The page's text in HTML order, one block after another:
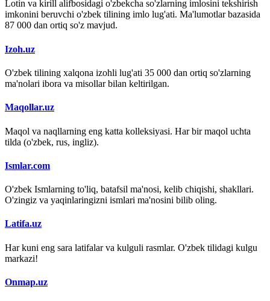
Lotin va kirill alifbosidagi o'zbekcha so'zlarning imlosini tekshirish
imkonini beruvchi o'zbek tilining imlo lug'ati. Ma'lumotlar bazasida
87 000 dan ortiq so'z mavjud.
Izoh.uz
O'zbek tilining xalqona izohli lug'ati 35 000 dan ortiq so'zlarning
ma'nolari ibora va misollar bilan keltirilgan.
Maqollar.uz
Maqol va naqllarning eng katta kolleksiyasi. Har bir maqol uchta
tilda (o'zbek, rus, ingliz).
Ismlar.com
O'zbek Ismlarning to'liq, batafsil ma'nosi, kelib chiqishi, shakllari.
O'zingiz va yaqinlaringizni ismlari ma'nosini bilib oling.
Latifa.uz
Har kuni eng sara latifalar va kulguli rasmlar. O'zbek tilidagi kulgu
markazi!
Onmap.uz